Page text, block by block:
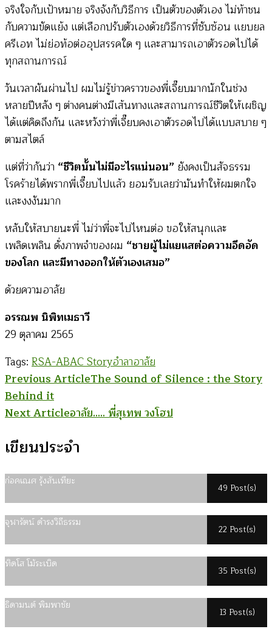
จริงใจกับเป้าหมาย จริงจังกับวิธีการ เป็นตัวของตัวเอง ไม่ท้าชน
กับความขัดแย้ง แต่เลือกปรับตัวเองด้วยวิธีการที่ซับซ้อน แยบยล
ครีเอท ไม่ย่อท้อต่ออุปสรรคใด ๆ และสามารถเอาตัวรอดไปได้
ทุกสถานการณ์
วันเวลาผันผ่านไป ผมไม่รู้ข่าวคราวของพี่เจี๊ยบมากนักในช่วง
หลายปีหลัง ๆ ต่างคนต่างมีเส้นทางและสถานการณ์ชีวิตให้เผชิญ
ได้แต่คิดถึงกัน และหวังว่าพี่เจี๊ยบคงเอาตัวรอดไปได้แบบสบาย ๆ
ตามสไตล์
แต่ที่ว่ากันว่า “ชีวิตนั้นไม่มีอะไรแน่นอน” ยังคงเป็นสัจธรรม
โรคร้ายได้พรากพี่เจี๊ยบไปแล้ว ยอมรับเลยว่ามันทำให้ผมตกใจ
และงงงันมาก
หลับให้สบายนะพี่ ไม่ว่าพี่จะไปไหนต่อ ขอให้สนุกและ
เพลิดเพลิน ดั่งภาพจำของผม “ชายผู้ไม่แยแสต่อความอึดอัด
ของโลก และมีทางออกให้ตัวเองเสมอ”
ด้วยความอาลัย
อรรณพ นิพิทเมธาวี
29 ตุลาคม 2565
Tags: RSA-ABAC Storyอำลาอาลัย
Post
Navigation
Previous ArticleThe Sound of Silence : the Story
Behind it
Next Articleอาลัย….. พี่สุเทพ วงโฮป
เขียนประจำ
ก่อคเณศ รุ้งสันเทียะ
49 Post(s)
จุฬารัตน์ ดำรงวิถีธรรม
22 Post(s)
ทิดโส โม้ระเบิด
35 Post(s)
ธิดามนต์ พิมพาชัย
13 Post(s)